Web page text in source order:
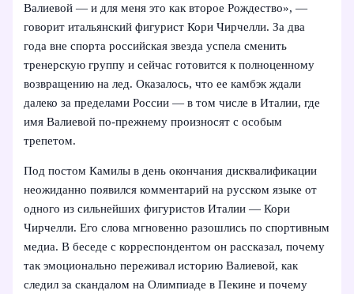
Валиевой — и для меня это как второе Рождество», —
говорит итальянский фигурист Кори Чирчелли. За два
года вне спорта российская звезда успела сменить
тренерскую группу и сейчас готовится к полноценному
возвращению на лед. Оказалось, что ее камбэк ждали
далеко за пределами России — в том числе в Италии, где
имя Валиевой по-прежнему произносят с особым
трепетом.
Под постом Камилы в день окончания дисквалификации
неожиданно появился комментарий на русском языке от
одного из сильнейших фигуристов Италии — Кори
Чирчелли. Его слова мгновенно разошлись по спортивным
медиа. В беседе с корреспондентом он рассказал, почему
так эмоционально переживал историю Валиевой, как
следил за скандалом на Олимпиаде в Пекине и почему